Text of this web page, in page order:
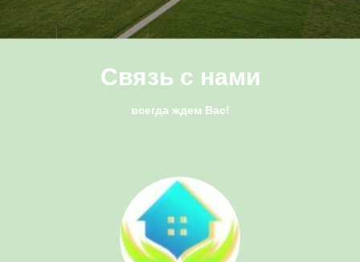
Связь с нами
всегда ждем Вас!